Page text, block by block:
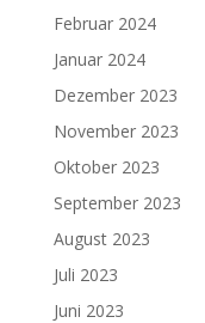
Februar 2024
Januar 2024
Dezember 2023
November 2023
Oktober 2023
September 2023
August 2023
Juli 2023
Juni 2023